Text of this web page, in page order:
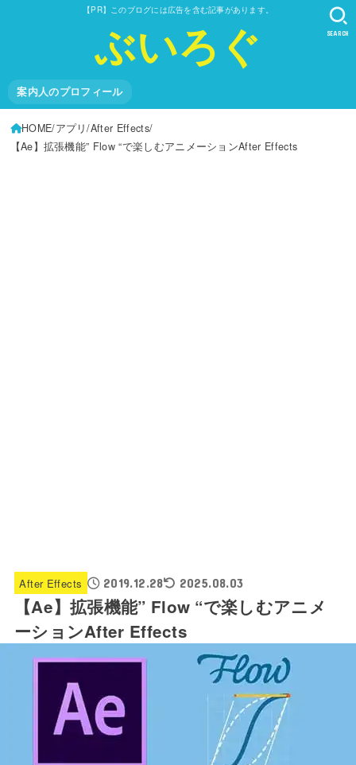
【PR】このブログには広告を含む記事があります。
ぶいろぐ
案内人のプロフィール
SEARCH
HOME アプリ After Effects
【Ae】拡張機能” Flow “で楽しむアニメーションAfter Effects
After Effects 2019.12.28 2025.08.03
【Ae】拡張機能” Flow “で楽しむアニメ
ーションAfter Effects